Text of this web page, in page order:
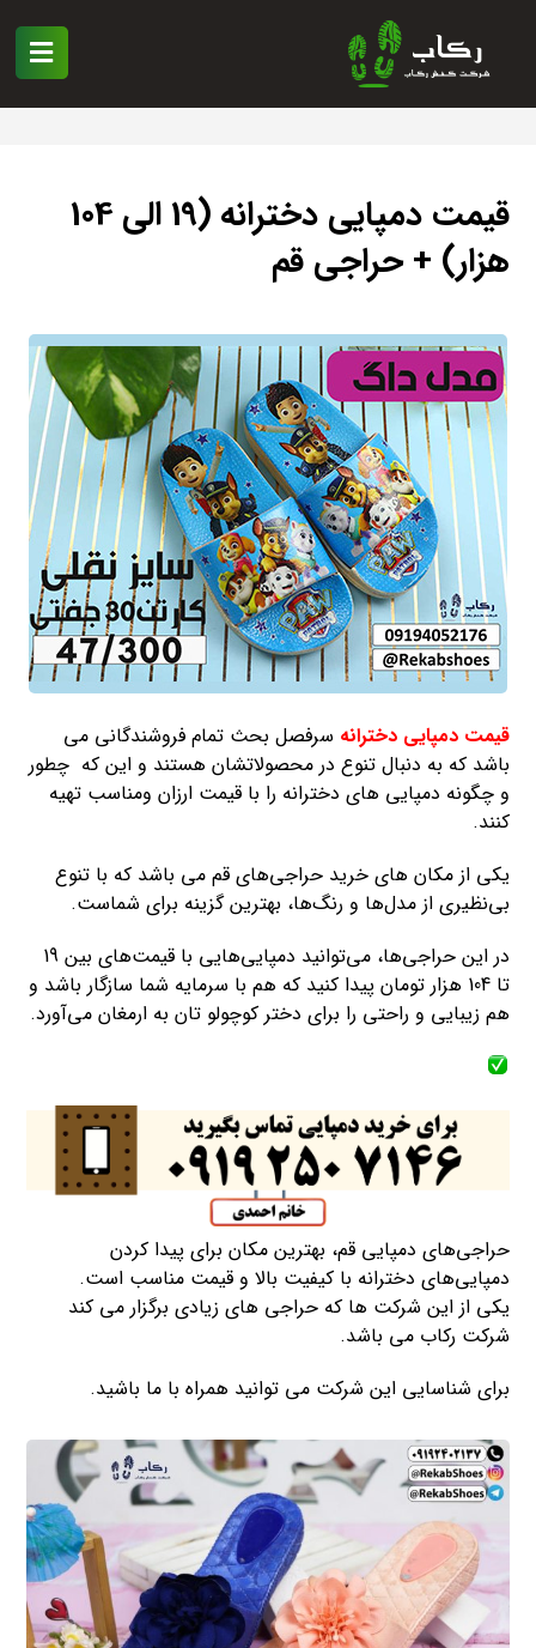
قیمت دمپایی دخترانه (19 الی 104
هزار) + حراجی قم
قیمت دمپایی دخترانه سرفصل بحث تمام فروشندگانی می
باشد که به دنبال تنوع در محصولاتشان هستند و این که چطور
و چگونه دمپایی های دخترانه را با قیمت ارزان ومناسب تهیه
کنند.
یکی از مکان های خرید حراجی‌های قم می باشد که با تنوع
بی‌نظیری از مدل‌ها و رنگ‌ها، بهترین گزینه برای شماست.
در این حراجی‌ها، می‌توانید دمپایی‌هایی با قیمت‌های بین 19
تا 104 هزار تومان پیدا کنید که هم با سرمایه شما سازگار باشد و
هم زیبایی و راحتی را برای دختر کوچولو تان به ارمغان می‌آورد.
حراجی‌های دمپایی قم، بهترین مکان برای پیدا کردن
دمپایی‌های دخترانه با کیفیت بالا و قیمت مناسب است.
یکی از این شرکت ها که حراجی های زیادی برگزار می کند
شرکت رکاب می باشد.
برای شناسایی این شرکت می توانید همراه با ما باشید.